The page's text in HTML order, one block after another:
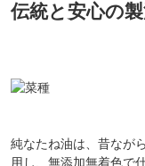
伝統と安心の
純なたね油は、昔なが
用し、無添加無着色で